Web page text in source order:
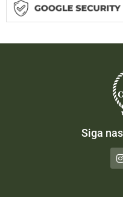
Siga